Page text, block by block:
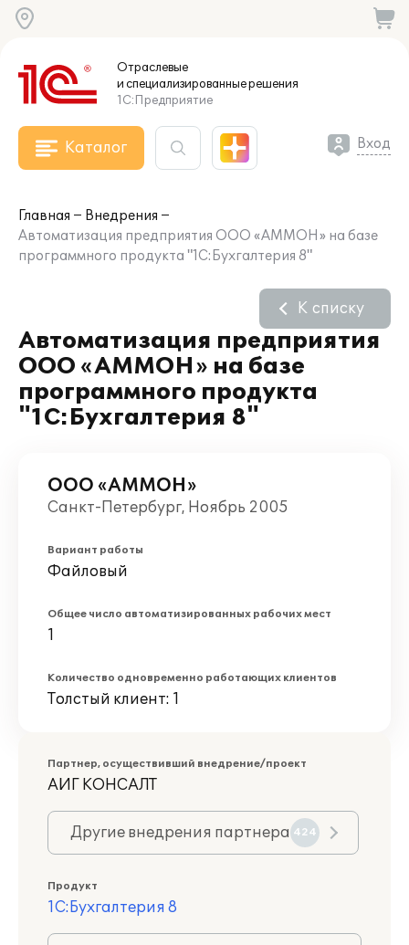
Отраслевые
и специализированныерешения
1С:Предприятие
Каталог Вход
Главная
Внедрения
Автоматизация предприятия ООО «АММОН» на базе
программного продукта "1С:Бухгалтерия 8"
Автоматизация предприятия
ООО «АММОН» на базе
программного продукта
"1С:Бухгалтерия 8"
К списку
ООО «АММОН»
Санкт-Петербург, Ноябрь 2005
Вариант работы
Файловый
Общее число автоматизированных рабочих мест
1
Количество одновременно работающих клиентов
Толстый клиент: 1
Партнер, осуществивший внедрение/проект
АИГ КОНСАЛТ
Другие внедрения партнера 424
Продукт
1С:Бухгалтерия 8